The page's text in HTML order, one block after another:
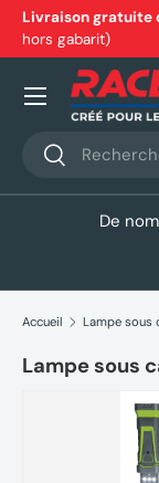
Aller au contenu
Livraison gratuite
hors gabarit)
Recherche
Rechercher
Nos produits
De
Accueil Lampe sous
Lampe sous